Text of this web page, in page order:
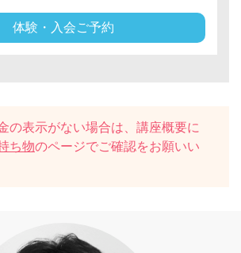
体験・入会ご予約
の表示がない場合は、講座概要に
ち物のページでご確認をお願いい